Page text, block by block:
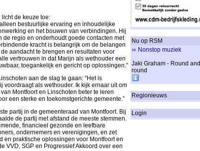
de keuze toe:
bestuurlijke ervaring en inhoudelijke
en het bouwen van verbindingen. Hij
regio en onderhoudt goede contacten met
kracht is belangrijk om de belangen
aandacht te brengen en resultaten voor
vertrouwen in dat Marijn als wethouder een
toegankelijk en gericht op oplossingen.”
aan de slag te gaan: “Het is
voordraagt als wethouder. Ik kijk ernaar uit om
Montfoort en Linschoten beter te leren
een sterke en toekomstgerichte gemeente.”
partij in de gemeenteraad van Montfoort. Bij
de partij met afstand de meeste stemmen.
financieel gezonde en leefbare
ondernemers en verenigingen, en zet
praktische oplossingen voor Montfoort en
VVD, SGP en Progressief Akkoord over een
Nu op RSM
Nonstop muziek
Jaki Graham - Round and
round
Regionieuws
Login